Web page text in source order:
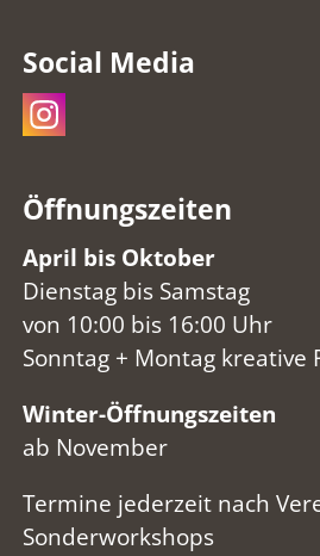
Social Media
Öffnungszeiten
April bis Oktober
Dienstag bis Samstag
von 10:00 bis 16:00 Uhr
Sonntag + Montag kreative
Winter-Öffnungszeiten
ab November
Termine jederzeit nach
Sonderworkshops